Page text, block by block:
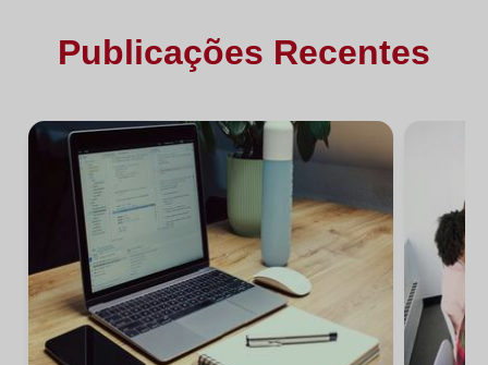
Publicações Recentes